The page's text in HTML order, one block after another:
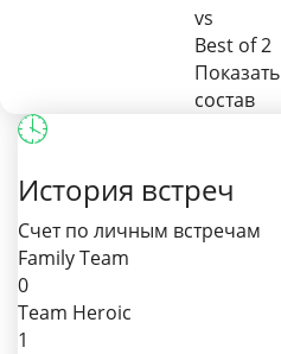
vs
Best of 2
Показать
состав
История встреч
Счет по личным встречам
Family Team
0
Team Heroic
1